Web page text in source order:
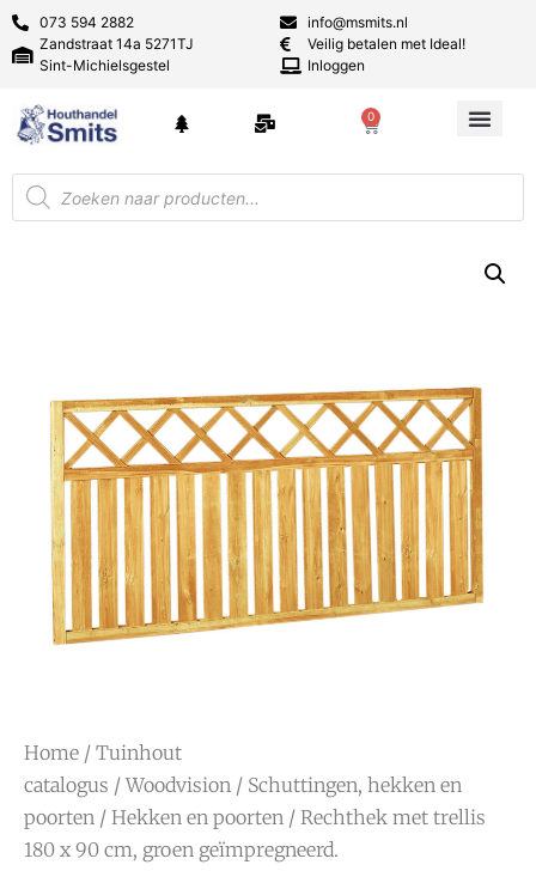
073 594 2882
Zandstraat 14a 5271TJ
Sint-Michielsgestel
info@msmits.nl
Veilig betalen met Ideal!
Inloggen
0
Home / Tuinhout
catalogus /Woodvision / Schuttingen, hekken en
poorten / Hekken en poorten / Rechthek met trellis
180 x 90 cm, groen geïmpregneerd.